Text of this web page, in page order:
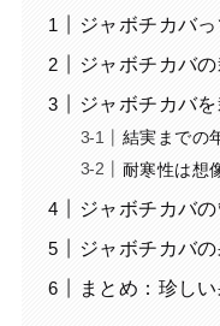
ジャボチカバっ
ジャボチカバの
ジャボチカバ
結実までの
耐寒性は想
ジャボチカバ
ジャボチカバ
まとめ：珍し